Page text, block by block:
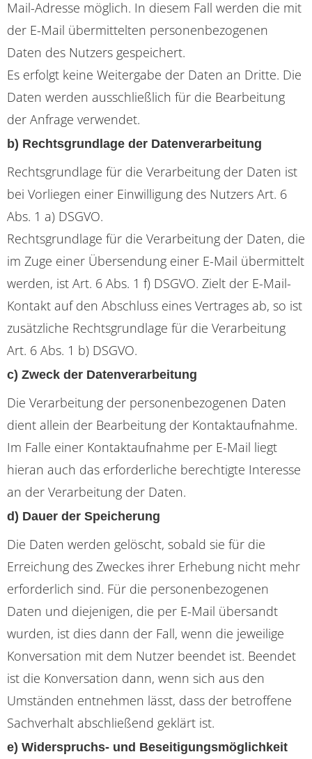
Mail-Adresse möglich. In diesem Fall werden die mit
der E-Mail übermittelten personenbezogenen
Daten des Nutzers gespeichert.
Es erfolgt keine Weitergabe der Daten an Dritte. Die
Daten werden ausschließlich für die Bearbeitung
der Anfrage verwendet.
b) Rechtsgrundlage der Datenverarbeitung
Rechtsgrundlage für die Verarbeitung der Daten ist
bei Vorliegen einer Einwilligung des Nutzers Art. 6
Abs. 1 a) DSGVO.
Rechtsgrundlage für die Verarbeitung der Daten, die
im Zuge einer Übersendung einer E-Mail übermittelt
werden, ist Art. 6 Abs. 1 f) DSGVO. Zielt der E-Mail-
Kontakt auf den Abschluss eines Vertrages ab, so ist
zusätzliche Rechtsgrundlage für die Verarbeitung
Art. 6 Abs. 1 b) DSGVO.
c) Zweck der Datenverarbeitung
Die Verarbeitung der personenbezogenen Daten
dient allein der Bearbeitung der Kontaktaufnahme.
Im Falle einer Kontaktaufnahme per E-Mail liegt
hieran auch das erforderliche berechtigte Interesse
an der Verarbeitung der Daten.
d) Dauer der Speicherung
Die Daten werden gelöscht, sobald sie für die
Erreichung des Zweckes ihrer Erhebung nicht mehr
erforderlich sind. Für die personenbezogenen
Daten und diejenigen, die per E-Mail übersandt
wurden, ist dies dann der Fall, wenn die jeweilige
Konversation mit dem Nutzer beendet ist. Beendet
ist die Konversation dann, wenn sich aus den
Umständen entnehmen lässt, dass der betroffene
Sachverhalt abschließend geklärt ist.
e) Widerspruchs- und Beseitigungsmöglichkeit